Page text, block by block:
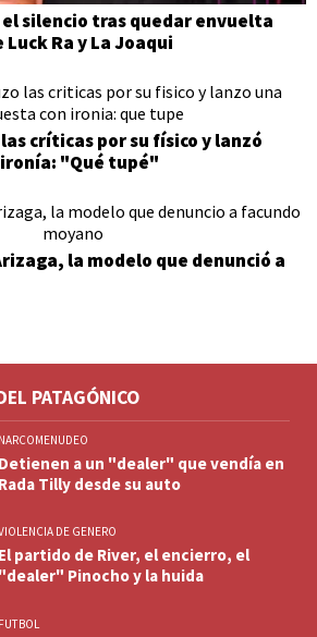
silencio tras quedar envuelta
Ra y La Joaqui
críticas por su físico y lanzó
"Qué tupé"
la modelo que denunció a
PATAGÓNICO
NARCOMENUDEO
Detienen a un "dealer" que vendía en
Rada Tilly desde su auto
DE GENERO
El partido de River, el encierro, el
"dealer" Pinocho y la huida
FUTBOL